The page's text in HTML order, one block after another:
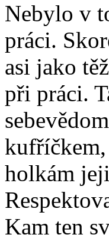
Nebylo v
práci.
asi jako
při práci.
holkám
Kam ten